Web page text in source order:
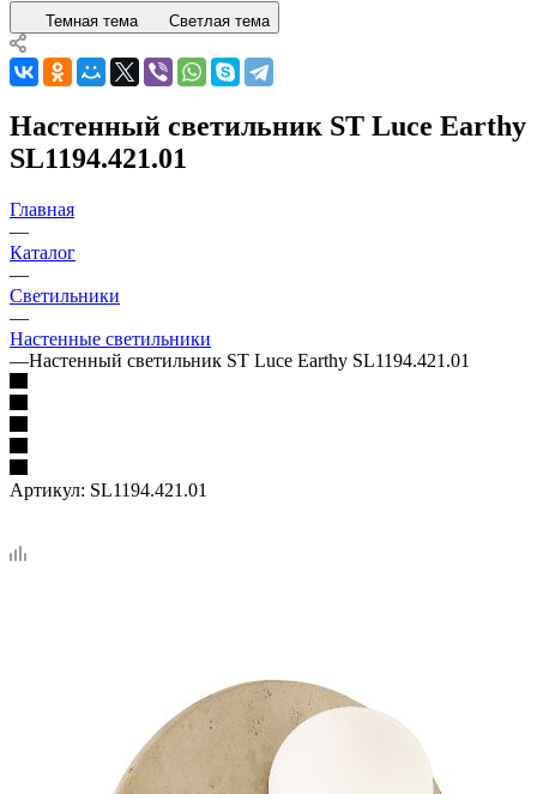
Темная тема Светлая тема
Настенный светильник ST Luce Earthy
SL1194.421.01
Главная
—
Каталог
—
Светильники
—
Настенные светильники
—Настенный светильник ST Luce Earthy SL1194.421.01
Артикул: SL1194.421.01